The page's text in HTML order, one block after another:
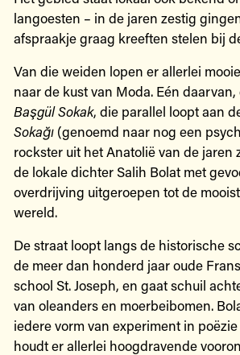
langoesten – in de jaren zestig
afspraakje graag kreeften stelen bij
Van die weiden lopen er allerlei
naar de kust van Moda. Eén daarvan,
Başgül Sokak, die parallel loopt aan
Sokağı(genoemd naar nog een
rockster uit het Anatolië van de jaren
de lokale dichter Salih Bolat met
overdrijving uitgeroepen tot de
wereld.
De straat loopt langs de historische
de meer dan honderd jaar oude
school St. Joseph, en gaat schuil
van oleanders en moerbeibomen.
iedere vorm van experiment in
houdt er allerlei hoogdravende